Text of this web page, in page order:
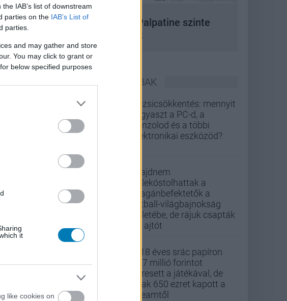
IAB’s list of downstream
parties on the IAB’s List of
parties.
and may gather and store
You may click to grant or
below specified purposes
it
like cookies on
A
Wasson
tábor)
A korszak, amikor Palpatine szinte
bármit megtehetett
LEGOLVASOTTABBAK
Rezsicsökkentés: mennyit
fogyaszt a PC-d, a
konzolod és a többi
elektronikai eszközöd?
Majdnem
belekóstolhattak a
magánbefektetők a
futball-világbajnokság
üzletébe, de rájuk csapták
az ajtót
A 18 éves srác papíron
437 millió forintot
keresett a játékával, de
csak 650 ezret kapott a
Steamtől